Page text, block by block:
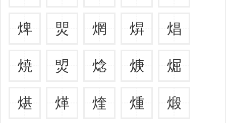
焷 焸 焹 焺 焻
焼 焽 焾 焿 煀
煁 煂 煃 煄 煅